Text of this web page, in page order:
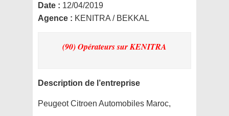
Date : 12/04/2019
Agence : KENITRA / BEKKAL
(90) Opérateurssur KENITRA
Description de l’entreprise
Peugeot Citroen Automobiles Maroc,